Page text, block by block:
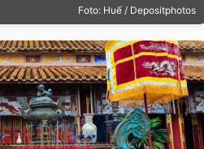
Foto: Huế / Depositphotos